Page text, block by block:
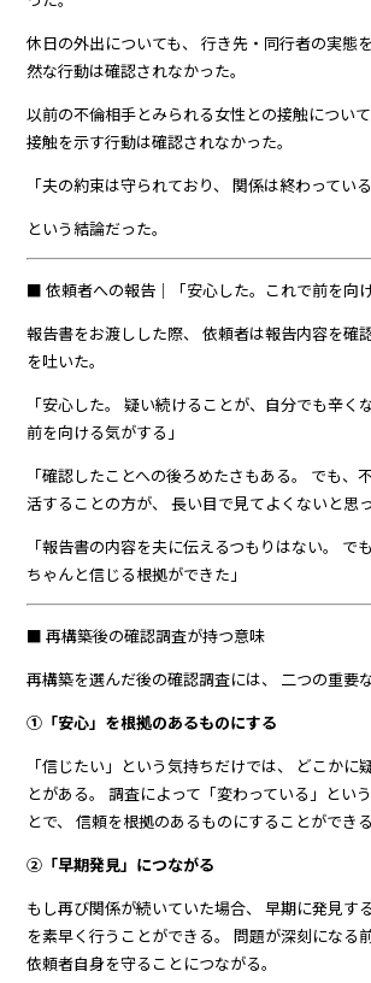
休日の外出についても、 行き先・同行者の実態
然な行動は確認されなかった。
以前の不倫相手とみられる女性との接触につい
接触を示す行動は確認されなかった。
「夫の約束は守られており、 関係は終わってい
という結論だった。
■ 依頼者への報告｜「安心した。これで前を向け
報告書をお渡しした際、 依頼者は報告内容を確
を吐いた。
「安心した。 疑い続けることが、自分でも辛く
前を向ける気がする」
「確認したことへの後ろめたさもある。 でも、
活することの方が、 長い目で見てよくないと思っ
「報告書の内容を夫に伝えるつもりはない。 で
ちゃんと信じる根拠ができた」
■ 再構築後の確認調査が持つ意味
再構築を選んだ後の確認調査には、 二つの重要
①「安心」を根拠のあるものにする
「信じたい」という気持ちだけでは、 どこかに
とがある。 調査によって「変わっている」とい
とで、 信頼を根拠のあるものにすることができる
②「早期発見」につながる
もし再び関係が続いていた場合、 早期に発見す
を素早く行うことができる。 問題が深刻になる
依頼者自身を守ることにつながる。